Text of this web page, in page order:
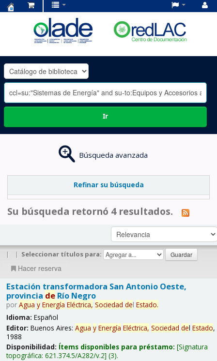
OLADE
-
Ir
Búsqueda avanzada
Refinar su búsqueda
Su búsqueda retornó 4 resultados.
| | Seleccionar títulos para:
Hacer reserva
Estación transformadora San Antonio Oeste,
provincia deRío Negro
por Agua y Energía Eléctrica, Sociedad del Estado.
Idioma: Español
Editor: Buenos Aires: Agua y Energía Eléctrica, Sociedad del Estado,
1988
Disponibilidad: Ítems disponibles para préstamo: Signatura
topográfica: 621.374.5/A282/v.2 (3).